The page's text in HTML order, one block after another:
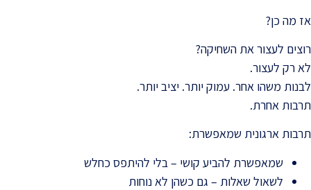
אז מה כן?
רוצים לעצור את השחיקה?
לא רק לעצור.
לבנות משהו אחר. עמוק יותר. יציב יותר.
תרבות אחרת.
תרבות ארגונית שמאפשרת:
שמאפשרת להביע קושי – בלי להיתפס כחלש
לשאול שאלות – גם כשהן לא נוחות